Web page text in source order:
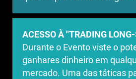
ACESSO À "TRADING
Durante o Evento viste o
ganhares dinheiro em
mercado. Uma das táticas